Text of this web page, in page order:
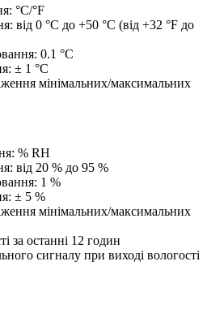
°С/°F
від 0 °C до +50 °C (від +32 °F до
0.1 °C
± 1 °С
мінімальних/максимальних
% RH
від 20 % до 95 %
1 %
± 5 %
мінімальних/максимальних
за останні 12 годин
сигналу при виході вологості